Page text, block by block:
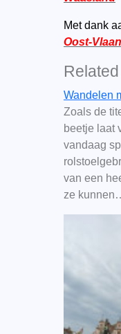
Met dank
Oost-
Wandelen
Zoals de
beetje laat
vandaag
van een
ze